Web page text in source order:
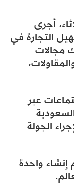
أجرى
التجارة في
مجالات
عبر
الجولة
إنشاء واحدة